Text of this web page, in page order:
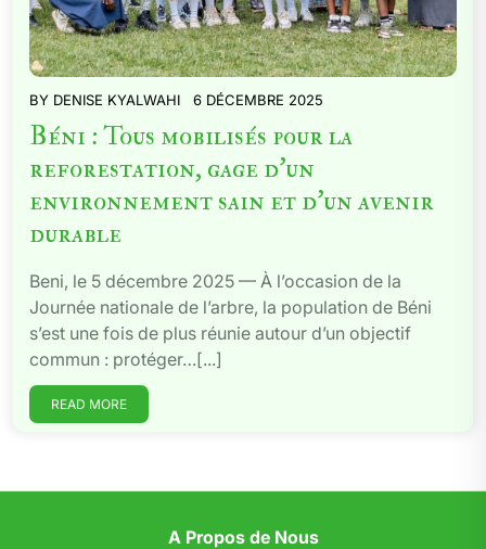
BY DENISE KYALWAHI 6 DÉCEMBRE 2025
Béni : Tous mobilisés pour la
reforestation, gage d’un
environnement sain et d’un avenir
durable
Beni, le 5 décembre 2025 — À l’occasion de la
Journée nationale de l’arbre, la population de Béni
s’est une fois de plus réunie autour d’un objectif
commun : protéger…[...]
READ MORE
A Propos de Nous